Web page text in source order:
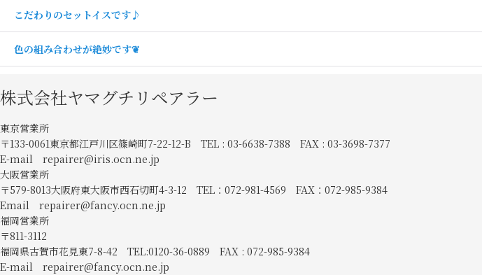
こだわりのセットイスです♪
色の組み合わせが絶妙です❦
株式会社ヤマグチリペアラー
東京営業所
〒133-0061東京都江戸川区篠崎町7-22-12-B TEL : 03-6638-7388 FAX : 03-3698-7377
E-mail repairer@iris.ocn.ne.jp
大阪営業所
〒579-8013大阪府東大阪市西石切町4-3-12 TEL：072-981-4569 FAX：072-985-9384
Email repairer@fancy.ocn.ne.jp
福岡営業所
〒811-3112
福岡県古賀市花見東7-8-42 TEL:0120-36-0889 FAX : 072-985-9384
E-mail repairer@fancy.ocn.ne.jp